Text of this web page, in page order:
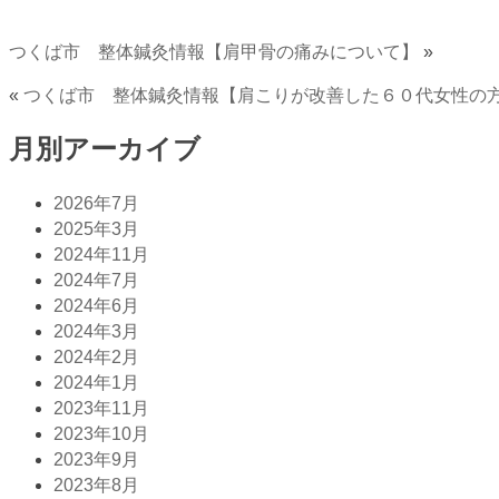
つくば市 整体鍼灸情報【肩甲骨の痛みについて】 »
« つくば市 整体鍼灸情報【肩こりが改善した６０代女性の
月別アーカイブ
2026年7月
2025年3月
2024年11月
2024年7月
2024年6月
2024年3月
2024年2月
2024年1月
2023年11月
2023年10月
2023年9月
2023年8月